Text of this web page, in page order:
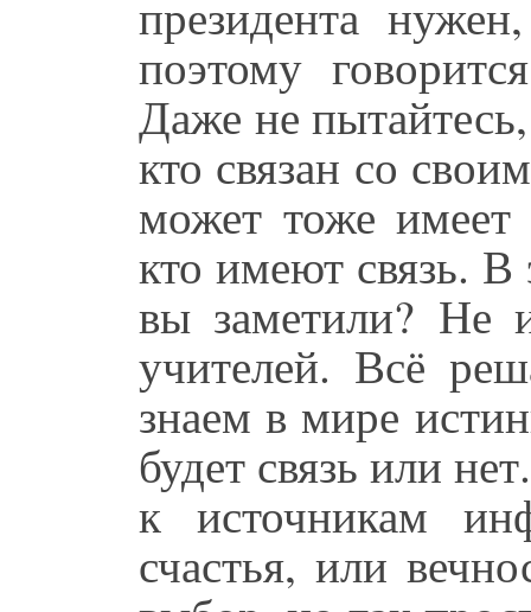
президента
поэтому
Даже не
кто связан со
может тоже имеет
кто имеют связь.
вы заметили? Не
учителей. Всё
знаем в мире
будет связь или
к источникам
счастья, или